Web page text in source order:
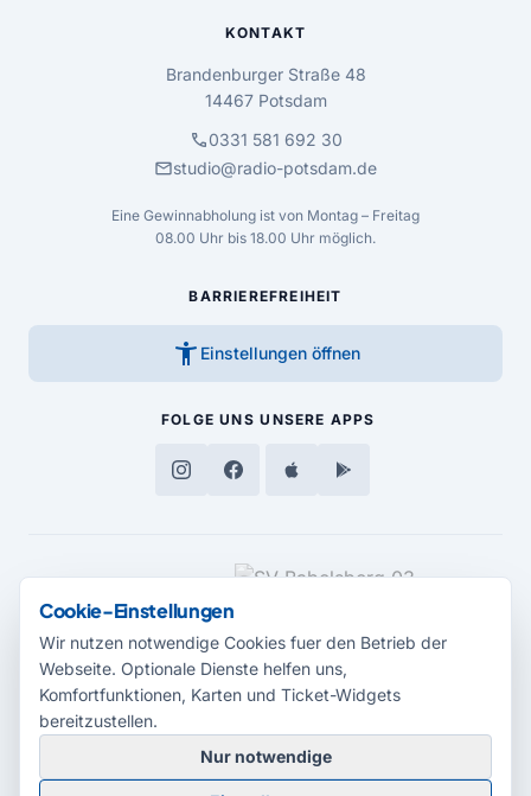
KONTAKT
Brandenburger Straße 48
14467 Potsdam
call0331 581 692 30
mailstudio@radio-potsdam.de
Eine Gewinnabholung ist von Montag – Freitag
08.00 Uhr bis 18.00 Uhr möglich.
BARRIEREFREIHEIT
accessibility_new Einstellungen öffnen
FOLGE UNS UNSERE APPS
MEDIENPARTNER
© 2026 Radio Potsdam. Webseite entwickelt durch dieMedienagentur
Cookie-Einstellungen
Wir nutzen notwendige Cookies fuer den Betrieb der
Webseite. Optionale Dienste helfen uns,
Komfortfunktionen, Karten und Ticket-Widgets
bereitzustellen.
Nur notwendige